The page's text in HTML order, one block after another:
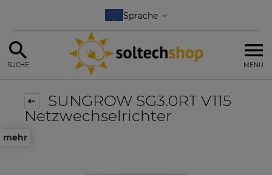
MENU
SUCHE
mehr
SUNGROW SG3.0RT V115
Netzwechselrichter